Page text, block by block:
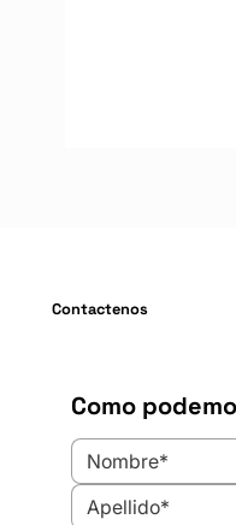
¿Cuál es la
protección
industrial?
Como
Contactenos